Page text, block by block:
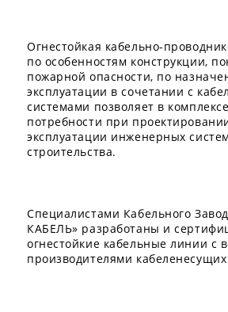
Огнестойкая кабельно-
по особенностям конструкции,
пожарной опасности, по
эксплуатации в сочетании с
системами позволяет в
потребности при
эксплуатации инженерных
строительства.
Специалистами Кабельного
КАБЕЛЬ» разработаны и
огнестойкие кабельные линии с
производителями